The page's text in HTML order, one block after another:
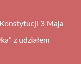
3 Maja
z udziałem